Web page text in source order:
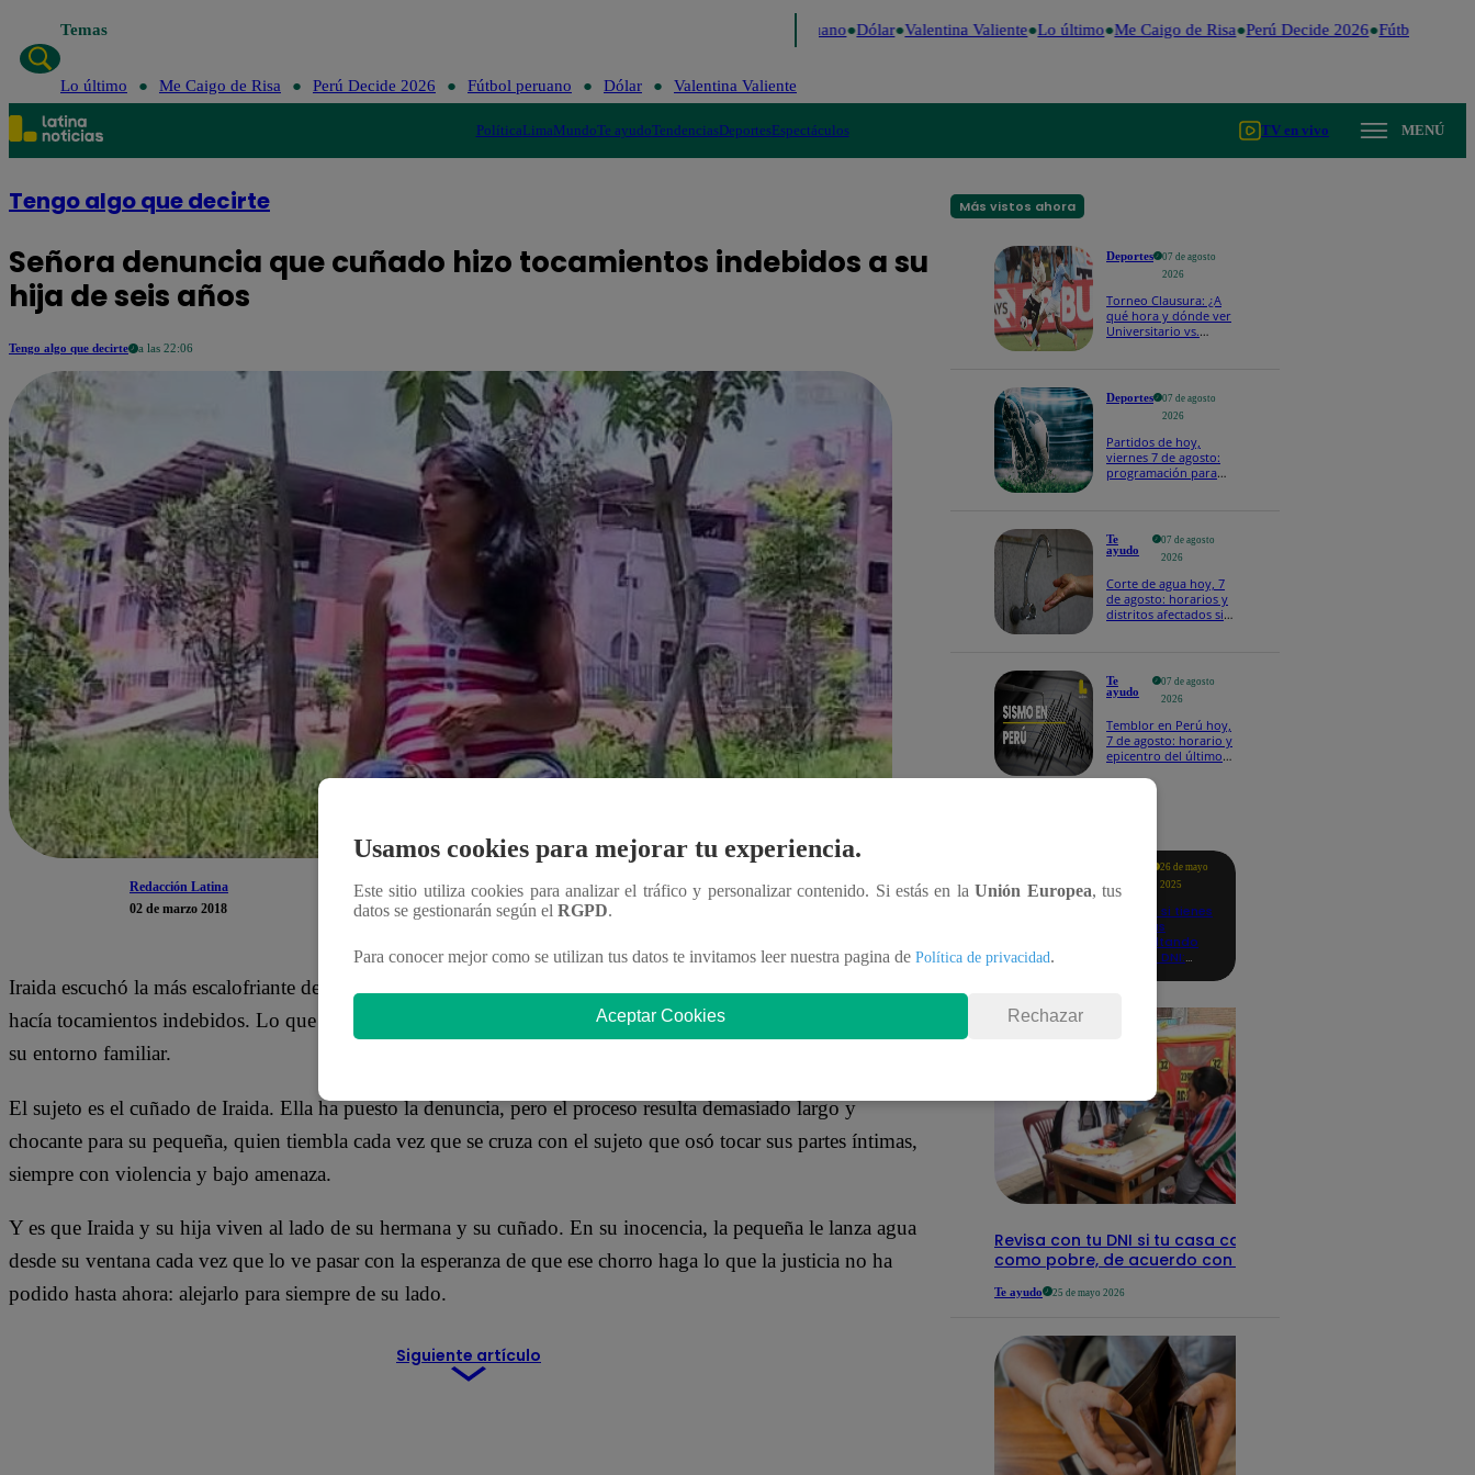
Temas Fútbol peruano Dólar Valentina Valiente Lo último Me Caigo de Risa Perú Decide 2026 Fútbol peruano
Lo último Me Caigo de Risa Perú Decide 2026 Fútbol peruano Dólar Valentina Valiente
PolíticaLimaMundoTe ayudoTendenciasDeportesEspectáculos TV en vivo MENÚ
Tengo algo que decirte
Señora denuncia que cuñado hizo tocamientos indebidos a su
hija de seis años
Tengo algo que decirte a las 22:06
Redacción Latina
02 de marzo 2018
Compartir
Iraida escuchó la más escalofriante de las confesiones cuando su hija de solo seis años le contó que su tío le
hacía tocamientos indebidos. Lo que nunca pensó es que encontraría a otra víctima del depravado dentro de
su entorno familiar.
El sujeto es el cuñado de Iraida. Ella ha puesto la denuncia, pero el proceso resulta demasiado largo y
chocante para su pequeña, quien tiembla cada vez que se cruza con el sujeto que osó tocar sus partes íntimas,
siempre con violencia y bajo amenaza.
Y es que Iraida y su hija viven al lado de su hermana y su cuñado. En su inocencia, la pequeña le lanza agua
desde su ventana cada vez que lo ve pasar con la esperanza de que ese chorro haga lo que la justicia no ha
podido hasta ahora: alejarlo para siempre de su lado.
Siguiente artículo
Más vistos ahora
Deportes
07 de agosto
2026
Torneo Clausura: ¿A
qué hora y dónde ver
Universitario vs.
Deportes
07 de agosto
2026
Partidos de hoy,
viernes 7 de agosto:
programación para
Te
ayudo
07 de agosto
2026
Corte de agua hoy, 7
de agosto: horarios y
distritos afectados sin
Te
ayudo
07 de agosto
2026
Temblor en Perú hoy,
7 de agosto: horario y
epicentro del último
26 de mayo
2025
Revisa si tienes
deudas
consultando
con tu DNI:
detalles
Revisa con tu DNI si tu casa califica
como pobre, de acuerdo con el Sisfoh
Te ayudo 25 de mayo 2026
Usamos cookies para mejorar tu experiencia.
Este sitio utiliza cookies para analizar el tráfico y personalizar contenido. Si estás en laUnión Europea, tus
datos se gestionarán según el RGPD.
Para conocer mejor como se utilizan tus datos te invitamos leer nuestra pagina de Política de privacidad.
Aceptar Cookies Rechazar